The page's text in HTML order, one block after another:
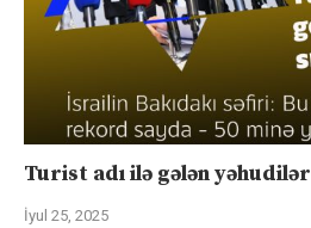
Turist adı ilə gələn yəhudilər
İyul 25, 2025